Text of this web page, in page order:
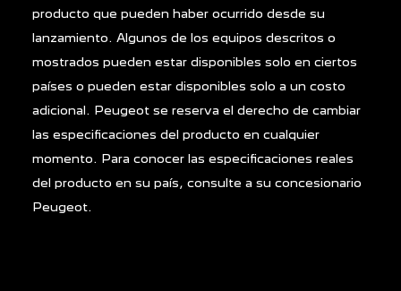
producto que pueden haber ocurrido desde su
lanzamiento. Algunos de los equipos descritos o
mostrados pueden estar disponibles solo en ciertos
países o pueden estar disponibles solo a un costo
adicional. Peugeot se reserva el derecho de cambiar
las especificaciones del producto en cualquier
momento. Para conocer las especificaciones reales
del producto en su país, consulte a su concesionario
Peugeot.